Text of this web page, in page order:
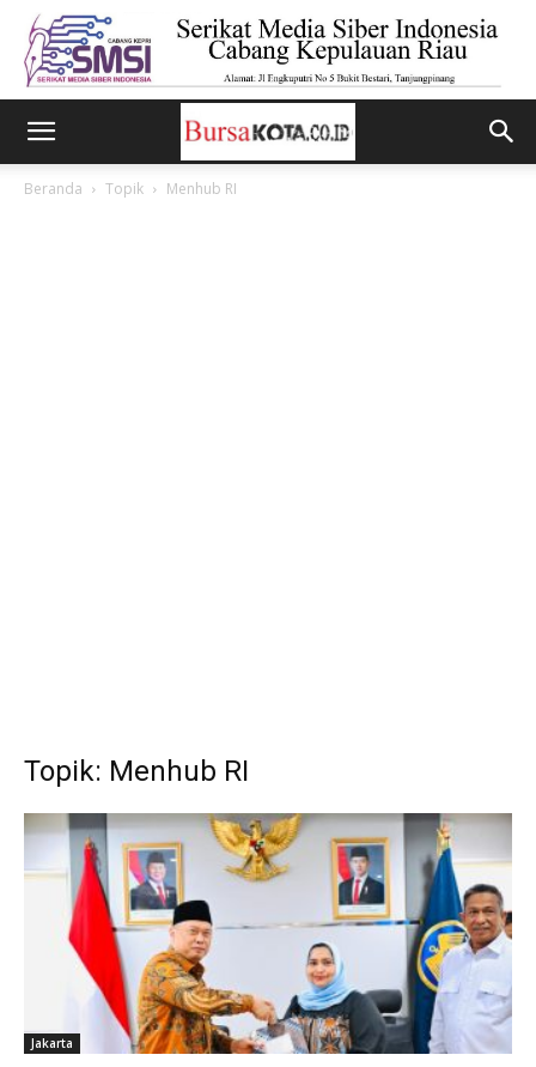
Beranda Topik Menhub RI
Topik: Menhub RI
Jakarta